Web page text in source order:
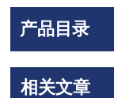
产品目录
相关文章